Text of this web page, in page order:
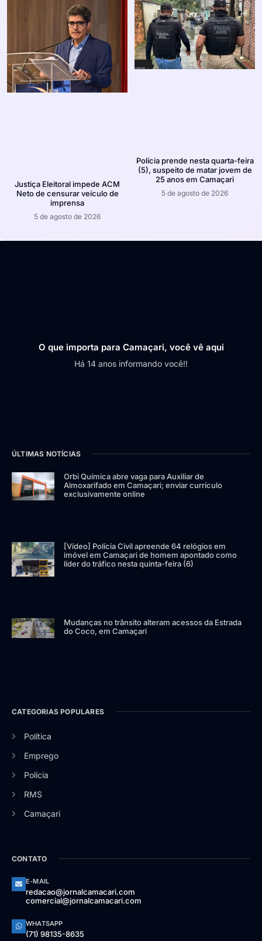
Justiça Eleitoral impede ACM
Neto de censurar veículo de
imprensa
5 de agosto de 2026
Polícia prende nesta quarta-feira
(5), suspeito de matar jovem de
25 anos em Camaçari
5 de agosto de 2026
O que importa para Camaçari, você vê aqui
Há 14 anos informando você!!
ÚLTIMAS NOTÍCIAS
Orbi Química abre vaga para Auxiliar de
Almoxarifado em Camaçari; enviar currículo
exclusivamente online
[Vídeo] Polícia Civil apreende 64 relógios em
imóvel em Camaçari de homem apontado como
líder do tráfico nesta quinta-feira (6)
Mudanças no trânsito alteram acessos da Estrada
do Coco, em Camaçari
CATEGORIAS POPULARES
Política
Emprego
Polícia
RMS
Camaçari
CONTATO
E-MAIL
redacao@jornalcamacari.com
comercial@jornalcamacari.com
WHATSAPP
(71) 98135-8635